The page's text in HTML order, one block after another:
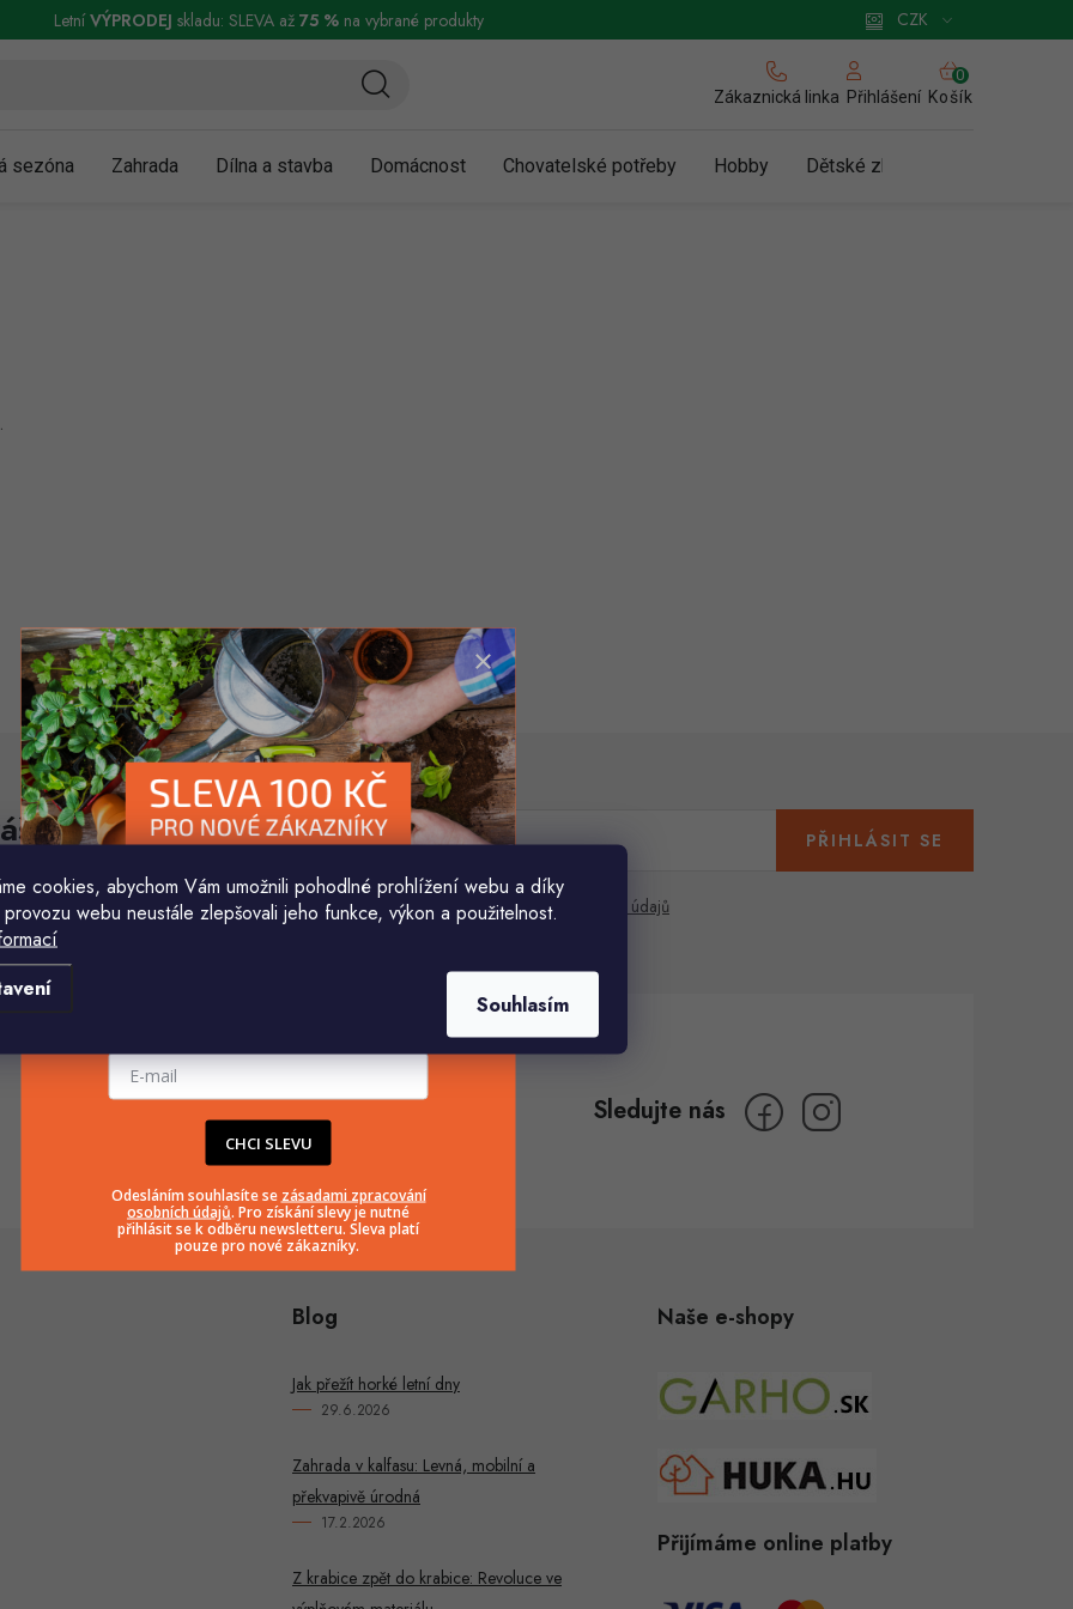
cookies, abychom Vám umožnili pohodlné prohlížení webu a díky
webu neustále zlepšovali jeho funkce, výkon a použitelnost.
Souhlasím
a reklamace Podmínky ochrany osobních údajů Obchodní podmínky pro podnikatele Zásady používání cookies
CZK
LetníVÝPRODEJ skladu: SLEVA až 75 %na vybrané produkty
Zákaznická linka Přihlášení
NÁKUPNÍ
KOŠÍK
Košík
sezóna Zahrada Dílna a stavba Domácnost Chovatelské potřeby Hobby Dětské zboží a hračky
e-mail E-mail
Vložením e-mailu souhlasíte spodmínkami ochrany osobních údajů
PŘIHLÁSIT SE
+420777799661
Blog
Jak přežít horké letní dny
29.6.2026
Zahrada v kalfasu: Levná, mobilní a
překvapivě úrodná
17.2.2026
Z krabice zpět do krabice: Revoluce ve
Naše e-shopy
Přijímáme online platby
CHCI SLEVU
Odesláním souhlasíte se zásadami zpracování
osobních údajů. Pro získání slevy je nutné
přihlásit se k odběru newsletteru. Sleva platí
pouze pro nové zákazníky.